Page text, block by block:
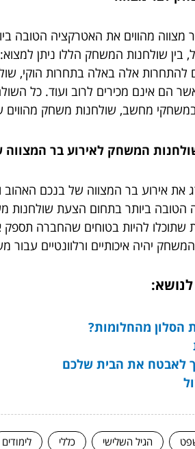
מהווים את האטרקציה הטובה
להתחרות אלה באלה בתחרות הוקי,
מחשב, שולחנות משחק מהווים
המשחק לאירוע בר המצווה
אירוע בר המצווה של בנכם האהוב
ביותר בתחום הצעת שולחנות
שתוכלו להיות בטוחים שהחברה תספק
המשחק יהיה איכותיים ורלוונטיים
הסלון מהחלומות?
הגיל השלישי כללי לימודים